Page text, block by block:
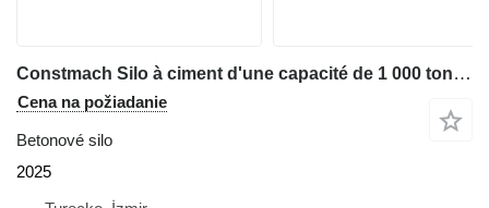
Constmach Silo à ciment d'une capacité de 1 000 tonnes
Cena na požiadanie
Betonové silo
2025